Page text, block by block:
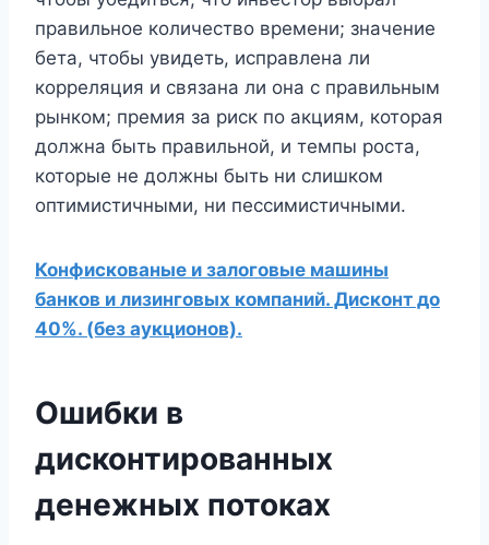
правильное количество времени; значение
бета, чтобы увидеть, исправлена ​​ли
корреляция и связана ли она с правильным
рынком; премия за риск по акциям, которая
должна быть правильной, и темпы роста,
которые не должны быть ни слишком
оптимистичными, ни пессимистичными.
Конфискованые и залоговые машины
банков и лизинговых компаний. Дисконт до
40%. (без аукционов).
Ошибки в
дисконтированных
денежных потоках